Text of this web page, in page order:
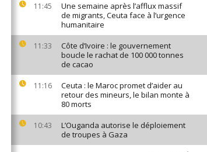
11:45
Une semaine après l’afflux massif
de migrants, Ceuta face à l’urgence
humanitaire
11:33
Côte d’Ivoire : le gouvernement
boucle le rachat de 100 000 tonnes
de cacao
11:16
Ceuta : le Maroc promet d’aider au
retour des mineurs, le bilan monte à
80 morts
10:43
L’Ouganda autorise le déploiement
de troupes à Gaza